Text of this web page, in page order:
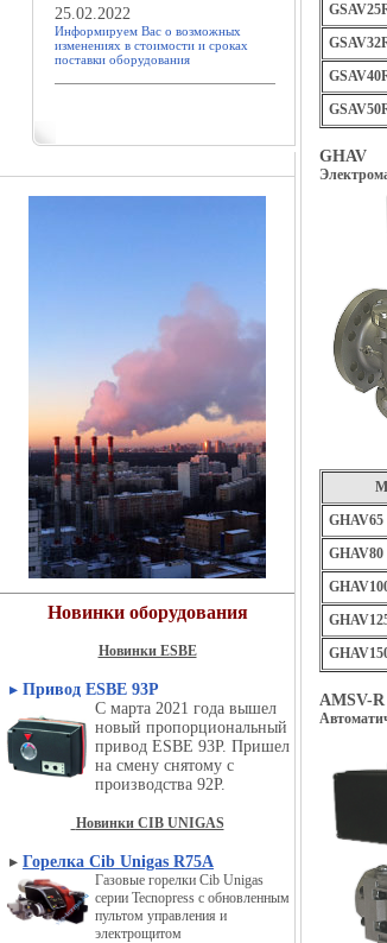
25.02.2022
Информируем Вас о возможных
изменениях в стоимости и сроках
поставки оборудования
Новинки оборудования
Новинки ESBE
▸ Привод ESBE 93P
С марта 2021 года вышел
новый пропорциональный
привод ESBE 93P. Пришел
на смену снятому с
производства 92P.
Новинки CIB UNIGAS
▸ Горелка Cib Unigas R75A
Газовые горелки Cib Unigas
серии Tecnopress с обновленным
пультом управления и
электрощитом
GHAV
GHAV65
GHAV80
AMSV-R